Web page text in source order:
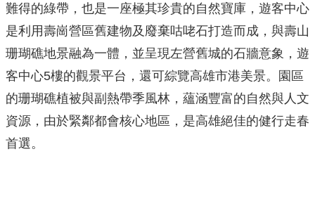
難得的綠帶，也是一座極其珍貴的自然寶庫，遊客中心
是利用壽崗營區舊建物及廢棄咕咾石打造而成，與壽山
珊瑚礁地景融為一體，並呈現左營舊城的石牆意象，遊
客中心5樓的觀景平台，還可綜覽高雄市港美景。園區
的珊瑚礁植被與副熱帶季風林，蘊涵豐富的自然與人文
資源，由於緊鄰都會核心地區，是高雄絕佳的健行走春
首選。